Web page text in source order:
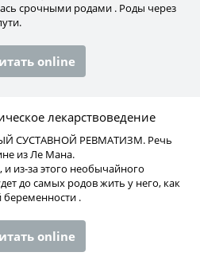
срочными родами . Роды через
online
лекарствоведение
СУСТАВНОЙ РЕВМАТИЗМ. Речь
из Ле Мана.
из-за этого необычайного
до самых родов жить у него, как
.
online